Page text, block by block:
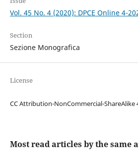
Vol. 45 No. 4 (2020): DPCE Online 4-
Section
Sezione Monografica
License
CC Attribution-NonCommercial-ShareAlike
Most read articles by the same